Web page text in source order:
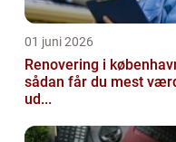
01 juni 2026
Renovering i
sådan får du mest
ud...